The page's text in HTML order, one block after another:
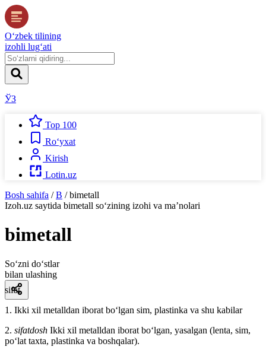
O‘zbek tilining
izohli lug‘ati
ЎЗ
Top 100
Ro‘yxat
Kirish
Lotin.uz
Bosh sahifa / B / bimetall
Izoh.uz saytida bimetall so‘zining izohi va ma’nolari
bimetall
So‘zni do‘stlar
bilan ulashing
sifat
1. Ikki xil metalldan iborat boʻlgan sim, plastinka va shu kabilar
2. sifatdosh Ikki xil metalldan iborat boʻlgan, yasalgan (lenta, sim,
poʻlat taxta, plastinka va boshqalar).